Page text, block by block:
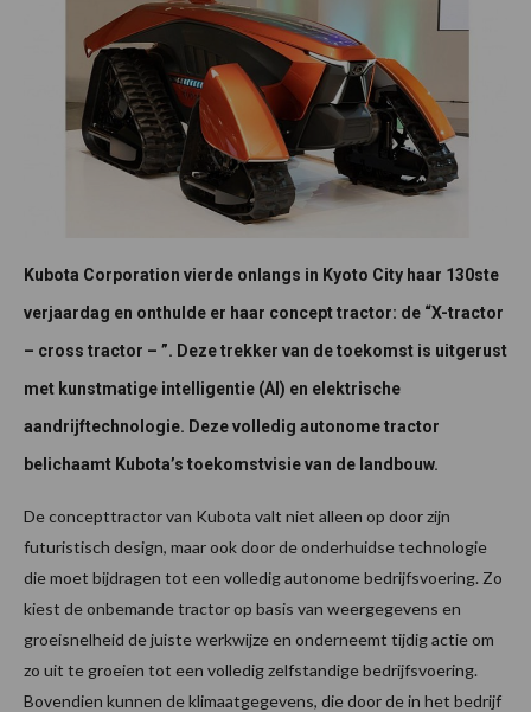
Kubota Corporation vierde onlangs in Kyoto City haar 130ste
verjaardag en onthulde er haar concept tractor: de “X-tractor
– cross tractor – ”. Deze trekker van de toekomst is uitgerust
met kunstmatige intelligentie (AI) en elektrische
aandrijftechnologie. Deze volledig autonome tractor
belichaamt Kubota’s toekomstvisie van de landbouw.
De concepttractor van Kubota valt niet alleen op door zijn
futuristisch design, maar ook door de onderhuidse technologie
die moet bijdragen tot een volledig autonome bedrijfsvoering. Zo
kiest de onbemande tractor op basis van weergegevens en
groeisnelheid de juiste werkwijze en onderneemt tijdig actie om
zo uit te groeien tot een volledig zelfstandige bedrijfsvoering.
Bovendien kunnen de klimaatgegevens, die door de in het bedrijf